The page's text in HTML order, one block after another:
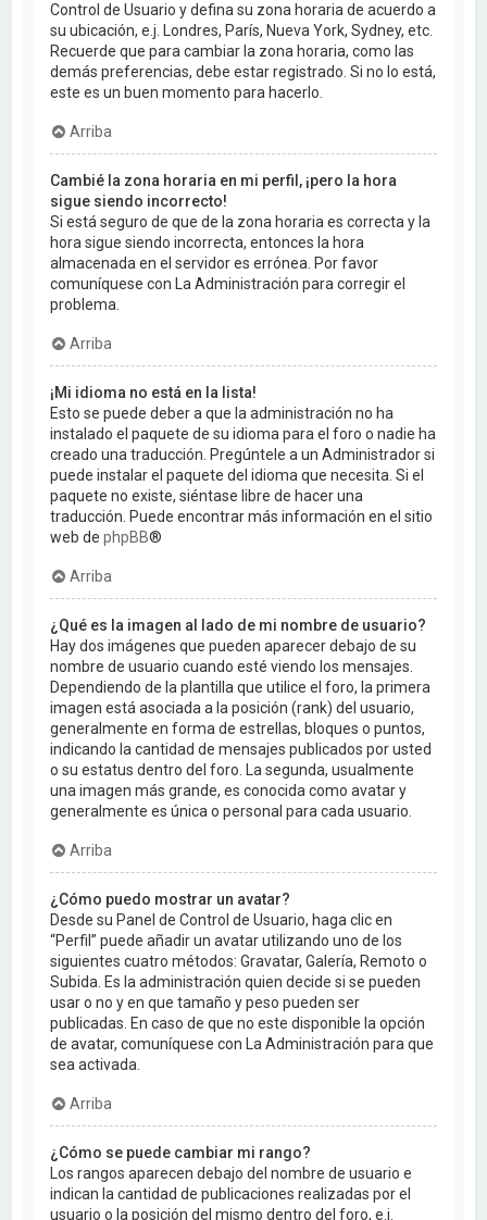
Control de Usuario y defina su zona horaria de acuerdo a
su ubicación, e.j. Londres, París, Nueva York, Sydney, etc.
Recuerde que para cambiar la zona horaria, como las
demás preferencias, debe estar registrado. Si no lo está,
este es un buen momento para hacerlo.
Arriba
Cambié la zona horaria en mi perfil, ¡pero la hora
sigue siendo incorrecto!
Si está seguro de que de la zona horaria es correcta y la
hora sigue siendo incorrecta, entonces la hora
almacenada en el servidor es errónea. Por favor
comuníquese con La Administración para corregir el
problema.
Arriba
¡Mi idioma no está en la lista!
Esto se puede deber a que la administración no ha
instalado el paquete de su idioma para el foro o nadie ha
creado una traducción. Pregúntele a un Administrador si
puede instalar el paquete del idioma que necesita. Si el
paquete no existe, siéntase libre de hacer una
traducción. Puede encontrar más información en el sitio
web dephpBB®
Arriba
¿Qué es la imagen al lado de mi nombre de usuario?
Hay dos imágenes que pueden aparecer debajo de su
nombre de usuario cuando esté viendo los mensajes.
Dependiendo de la plantilla que utilice el foro, la primera
imagen está asociada a la posición (rank) del usuario,
generalmente en forma de estrellas, bloques o puntos,
indicando la cantidad de mensajes publicados por usted
o su estatus dentro del foro. La segunda, usualmente
una imagen más grande, es conocida como avatar y
generalmente es única o personal para cada usuario.
Arriba
¿Cómo puedo mostrar un avatar?
Desde su Panel de Control de Usuario, haga clic en
“Perfil” puede añadir un avatar utilizando uno de los
siguientes cuatro métodos: Gravatar, Galería, Remoto o
Subida. Es la administración quien decide si se pueden
usar o no y en que tamaño y peso pueden ser
publicadas. En caso de que no este disponible la opción
de avatar, comuníquese con La Administración para que
sea activada.
Arriba
¿Cómo se puede cambiar mi rango?
Los rangos aparecen debajo del nombre de usuario e
indican la cantidad de publicaciones realizadas por el
usuario o la posición del mismo dentro del foro, e.j.